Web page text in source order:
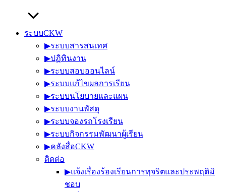
ระบบCKW
▶︎ระบบสารสนเทศ
▶︎ปฏิทินงาน
▶︎ระบบสอบออนไลน์
▶︎ระบบแก้ไขผลการเรียน
▶︎ระบบนโยบายและแผน
▶︎ระบบงานพัสดุ
▶︎ระบบจองรถโรงเรียน
▶︎ระบบกิจกรรมพัฒนาผู้เรียน
▶︎คลังสื่อCKW
ติดต่อ
▶︎แจ้งเรื่องร้องเรียนการทุจริตและประพฤติมิ
ชอบ